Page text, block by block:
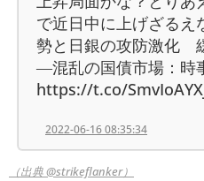
で近日中に上げざるえ
勢と日銀の攻防激化
―混乱の国債市場：時
https://t.co/
2022-06-16 08:35:34
（出典 @strikeflanker）